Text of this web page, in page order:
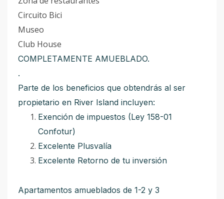
Circuito Bici
Museo
Club House
COMPLETAMENTE AMUEBLADO.
.
Parte de los beneficios que obtendrás al ser
propietario en River Island incluyen:
Exención de impuestos (Ley 158-01
Confotur)
Excelente Plusvalía
Excelente Retorno de tu inversión
Apartamentos amueblados de 1-2 y 3